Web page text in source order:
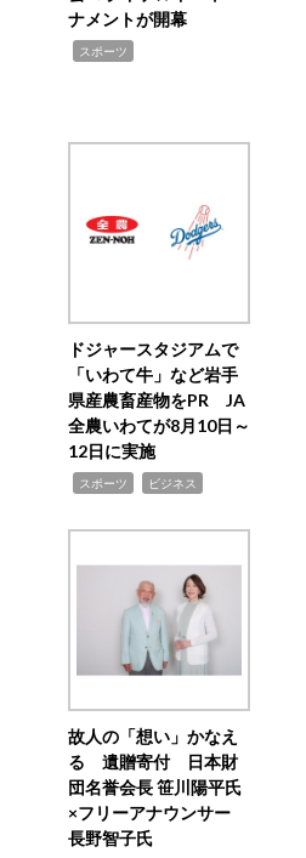
ナメントが開幕
スポーツ
ドジャースタジアムで
「いわて牛」など岩手
県産農畜産物をPR JA
全農いわてが8月10日～
12日に実施
スポーツ ビジネス
故人の「想い」かなえ
る 遺贈寄付 日本財
団名誉会長 笹川陽平氏
×フリーアナウンサー
長野智子氏